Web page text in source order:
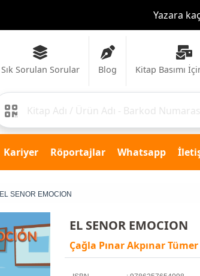
Yazara
Sık Sorulan Sorular Blog Kitap Basımı
Kariyer Röportajlar Whatsapp
EL SENOR EMOCION
EL SENOR EMOCION
Çağla Pınar Akpınar Tümer